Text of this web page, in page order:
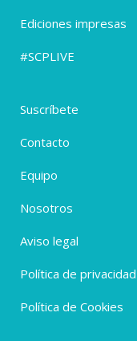
Ediciones impresas
#SCPLIVE
Suscríbete
Contacto
Equipo
Nosotros
Aviso legal
Política de privacidad
Política de Cookies